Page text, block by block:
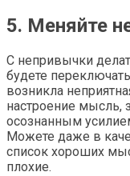
5. Меняйте
С непривычки
будете
возникла
настроение мысль,
осознанным
Можете даже в
список хороших
плохие.